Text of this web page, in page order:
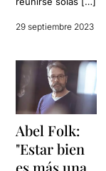
29 septiembre 2023
Abel Folk:
"Estar bien